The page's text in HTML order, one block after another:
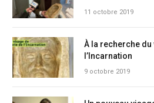
11 octobre 2019
À la recherche
l’Incarnation
9 octobre 2019